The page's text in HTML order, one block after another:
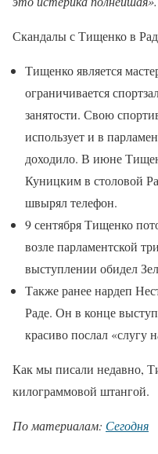
Скандалы с Тищенко в
Тищенко является
ограничивается
занятости. Свою
использует и в
доходило. В июне
Куницким в столовой
швырял телефон.
9 сентября Тищенко
возле парламентской
выступлении обидел
Также ранее нардеп
Раде. Он в конце
красиво послал «слугу
Как мы писали недавно,
килограммовой штангой.
По материалам: Сегодня